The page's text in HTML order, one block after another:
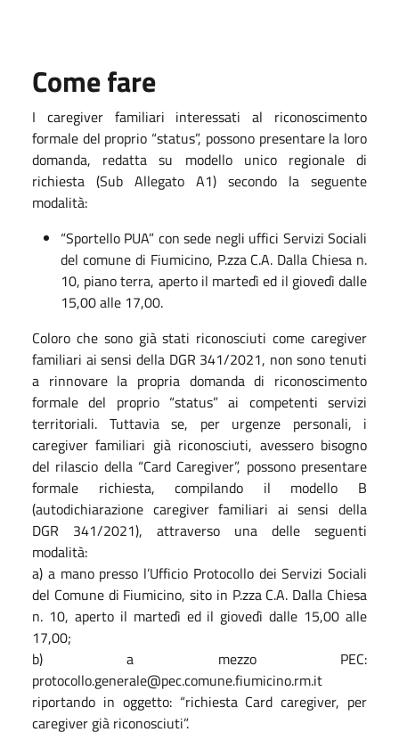
Come fare
I caregiver familiari interessati al riconoscimento
formale del proprio “status”, possono presentare la loro
domanda, redatta su modello unico regionale di
richiesta (Sub Allegato A1) secondo la seguente
modalità:
“Sportello PUA” con sede negli uffici Servizi Sociali
del comune di Fiumicino, P.zza C.A. Dalla Chiesa n.
10, piano terra, aperto il martedì ed il giovedì dalle
15,00 alle 17,00.
Coloro che sono già stati riconosciuti come caregiver
familiari ai sensi della DGR 341/2021, non sono tenuti
a rinnovare la propria domanda di riconoscimento
formale del proprio “status” ai competenti servizi
territoriali. Tuttavia se, per urgenze personali, i
caregiver familiari già riconosciuti, avessero bisogno
del rilascio della “Card Caregiver”, possono presentare
formale richiesta, compilando il modello B
(autodichiarazione caregiver familiari ai sensi della
DGR 341/2021), attraverso una delle seguenti
modalità:
a) a mano presso l’Ufficio Protocollo dei Servizi Sociali
del Comune di Fiumicino, sito in P.zza C.A. Dalla Chiesa
n. 10, aperto il martedì ed il giovedì dalle 15,00 alle
17,00;
b) a mezzo PEC:
protocollo.generale@pec.comune.fiumicino.rm.it
riportando in oggetto: “richiesta Card caregiver, per
caregiver già riconosciuti”.